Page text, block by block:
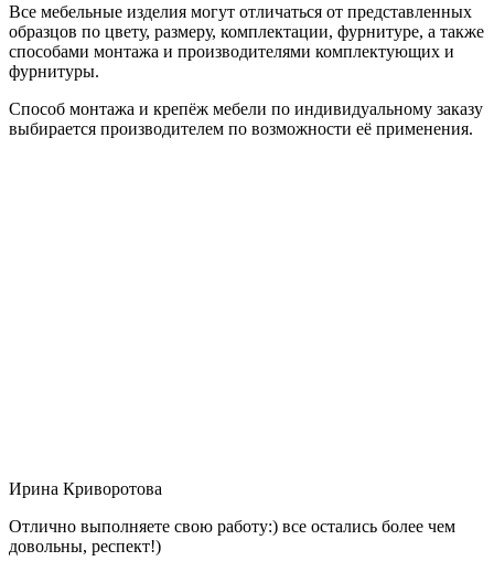
Все мебельные изделия могут отличаться от представленных
образцов по цвету, размеру, комплектации, фурнитуре, а также
способами монтажа и производителями комплектующих и
фурнитуры.
Способ монтажа и крепёж мебели по индивидуальному заказу
выбирается производителем по возможности её применения.
Ирина Криворотова
Отлично выполняете свою работу:) все остались более чем
довольны, респект!)